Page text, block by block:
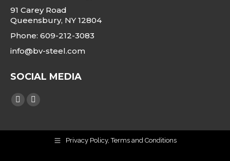
91 Carey Road
Queensbury, NY 12804
Phone: 609-212-3083
info@bv-steel.com
SOCIAL MEDIA
Finden Sie uns auf:
Linkedin
opens
Instagram
opens
Privacy Policy, Terms and Conditions